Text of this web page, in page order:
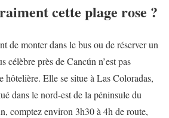
cette plage rose ?
de monter dans le bus ou de réserver un
célèbre près de Cancún n’est pas
hôtelière. Elle se situe à Las Coloradas,
dans le nord-est de la péninsule du
comptez environ 3h30 à 4h de route,